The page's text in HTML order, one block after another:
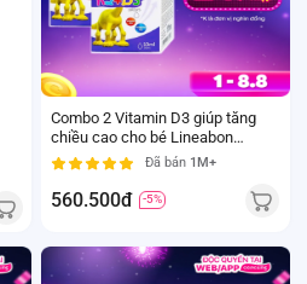
Combo 2 Vitamin D3 giúp tăng
chiều cao cho bé Lineabon
K2+D3
Đã bán 1M+
560.500đ -5%